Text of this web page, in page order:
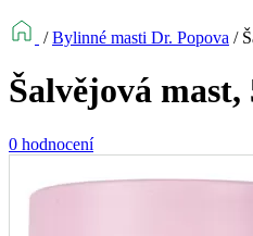
/Bylinné masti Dr. Popova /
Šalvějová mast,
0 hodnocení